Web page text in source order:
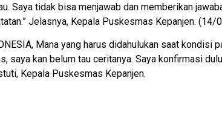
Saya tidak bisa menjawab dan memberikan
Jelasnya, Kepala Puskesmas Kepanjen. (14/
Mana yang harus didahulukan saat kondisi
saya kan belum tau ceritanya. Saya konfirmasi
Kepala Puskesmas Kepanjen.